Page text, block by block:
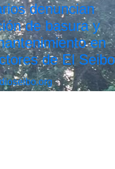
denuncian
de basura y
en
de El Seibo